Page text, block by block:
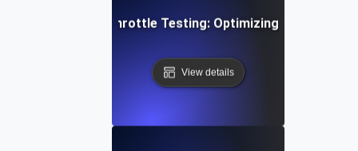
Systems Throttle Testing: Optimizing Shared
View details